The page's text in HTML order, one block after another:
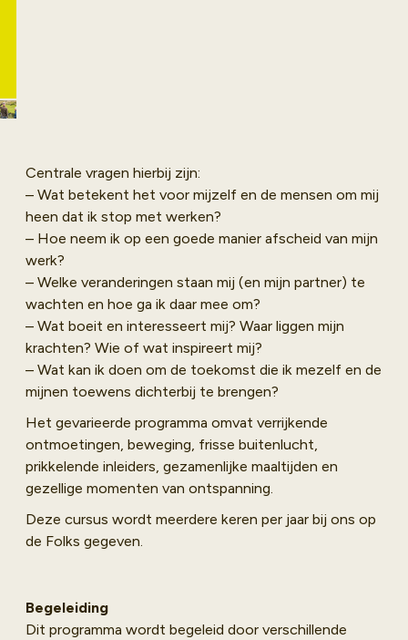
Pensioen in Zicht
bereidt je zorgvuldig
voor op deze nieuwe
periode. Samen met
generatiegenoten
sta jij (en je partner)
stil bij deze
verandering.
Centrale vragen hierbij zijn:
– Wat betekent het voor mijzelf en de mensen om mij
heen dat ik stop met werken?
– Hoe neem ik op een goede manier afscheid van mijn
werk?
– Welke veranderingen staan mij (en mijn partner) te
wachten en hoe ga ik daar mee om?
– Wat boeit en interesseert mij? Waar liggen mijn
krachten? Wie of wat inspireert mij?
– Wat kan ik doen om de toekomst die ik mezelf en de
mijnen toewens dichterbij te brengen?
Het gevarieerde programma omvat verrijkende
ontmoetingen, beweging, frisse buitenlucht,
prikkelende inleiders, gezamenlijke maaltijden en
gezellige momenten van ontspanning.
Deze cursus wordt meerdere keren per jaar bij ons op
de Folks gegeven.
Begeleiding
Dit programma wordt begeleid door verschillende